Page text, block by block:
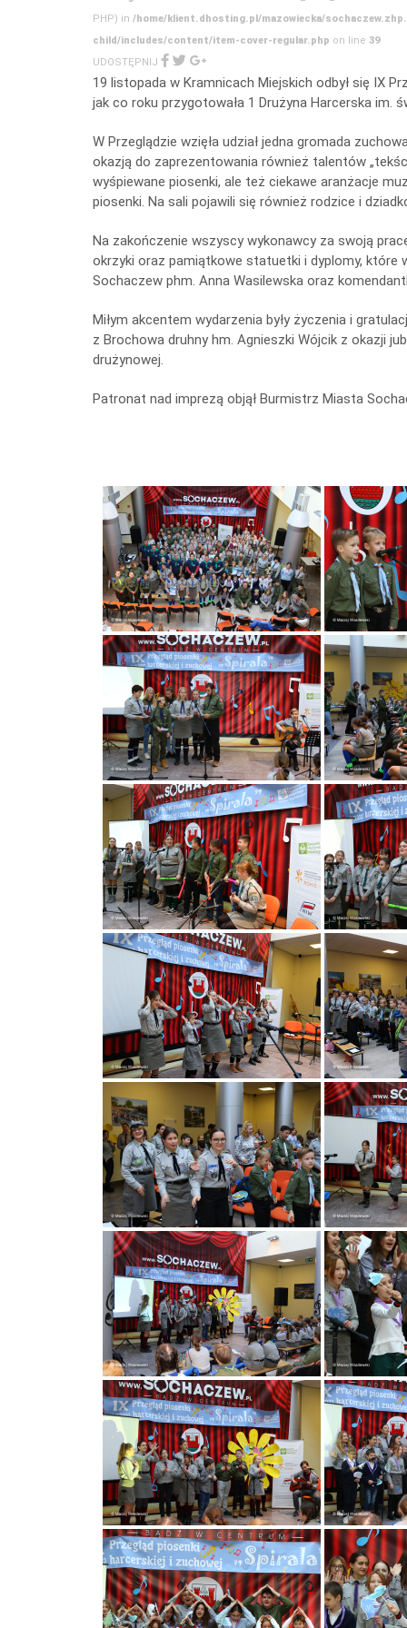
PHP) in /home/klient.dhosting.pl/mazowiecka/
child/includes/content/item-cover-regular.php on line 39
UDOSTĘPNIJ
19 listopada w Kramnicach Miejskich odbył się IX
jak co roku przygotowała 1 Drużyna Harcerska im.
W Przeglądzie wzięła udział jedna gromada
okazją do zaprezentowania również talentów
wyśpiewane piosenki, ale też ciekawe aranżacje
piosenki. Na sali pojawili się również rodzice i
Na zakończenie wszyscy wykonawcy za swoją
okrzyki oraz pamiątkowe statuetki i dyplomy, które
Sochaczew phm. Anna Wasilewska oraz
Miłym akcentem wydarzenia były życzenia i
z Brochowa druhny hm. Agnieszki Wójcik z okazji
drużynowej.
Patronat nad imprezą objął Burmistrz Miasta